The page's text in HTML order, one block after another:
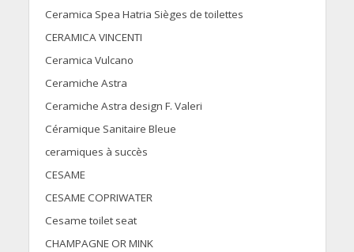
Ceramica Spea Hatria Sièges de toilettes
CERAMICA VINCENTI
Ceramica Vulcano
Ceramiche Astra
Ceramiche Astra design F. Valeri
Céramique Sanitaire Bleue
ceramiques à succès
CESAME
CESAME COPRIWATER
Cesame toilet seat
CHAMPAGNE OR MINK